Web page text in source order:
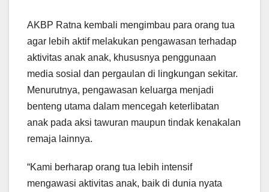
AKBP Ratna kembali mengimbau para orang tua
agar lebih aktif melakukan pengawasan terhadap
aktivitas anak anak, khususnya penggunaan
media sosial dan pergaulan di lingkungan sekitar.
Menurutnya, pengawasan keluarga menjadi
benteng utama dalam mencegah keterlibatan
anak pada aksi tawuran maupun tindak kenakalan
remaja lainnya.
“Kami berharap orang tua lebih intensif
mengawasi aktivitas anak, baik di dunia nyata